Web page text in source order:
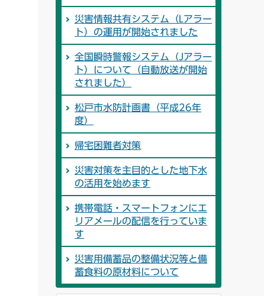
災害情報共有システム（Lアラー
ト）の運用が開始されました
全国瞬時警報システム（Jアラー
ト）について（自動放送が開始
されました）
松戸市水防計画書（平成26年
度）
帰宅困難者対策
災害対策を主目的とした地下水
の活用を始めます
携帯電話・スマートフォンにエ
リアメールの配信を行っていま
す
災害用備蓄品の整備状況等と備
蓄食料の原材料について